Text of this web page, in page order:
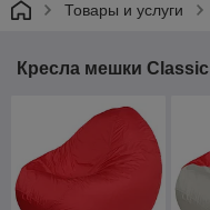
Товары и услуги
Кресла мешки Classic